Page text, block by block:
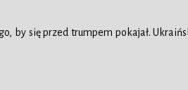
by się przed trumpem pokajał.